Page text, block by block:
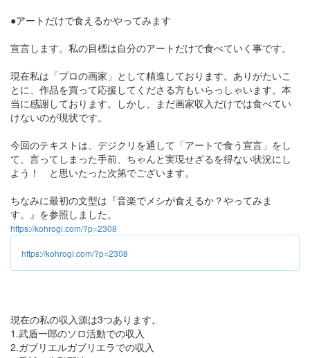
●アートだけで食えるかやってみます
宣言します。私の目標は自分のアートだけで食べていく事です。
現在私は「プロの画家」として精進しております。ありがたいこ
とに、作品を買って応援してくださる方もいらっしゃいます。本
当に感謝しております。しかし、まだ画家収入だけでは食べてい
けないのが現状です。
今回のテキストは、デジクリを通して「アートで食う宣言」をし
て、言ってしまった手前、ちゃんと実現せざるを得ない状況にし
よう！ と思いたった次第でございます。
ちなみに最初の文型は『音楽でメシが食えるか？やってみま
す。』を参照しました。
https://kohrogi.com/?p=2308
https://kohrogi.com/?p=2308
現在の私の収入源は3つあります。
1.武盾一郎のソロ活動での収入
2.ガブリエルガブリエラでの収入